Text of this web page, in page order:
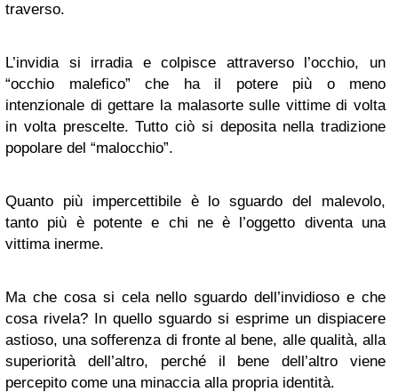
traverso.
L’invidia si irradia e colpisce attraverso l’occhio, un
“occhio malefico” che ha il potere più o meno
intenzionale di gettare la malasorte sulle vittime di volta
in volta prescelte. Tutto ciò si deposita nella tradizione
popolare del “malocchio”.
Quanto più impercettibile è lo sguardo del malevolo,
tanto più è potente e chi ne è l’oggetto diventa una
vittima inerme.
Ma che cosa si cela nello sguardo dell’invidioso e che
cosa rivela? In quello sguardo si esprime un dispiacere
astioso, una sofferenza di fronte al bene, alle qualità, alla
superiorità dell’altro, perché il bene dell’altro viene
percepito come una minaccia alla propria identità.